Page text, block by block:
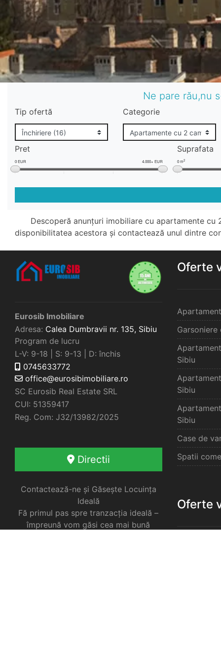
Ne pare rău,nu
Tip ofertă Categorie
Pret
0 EUR 4.000+ EUR
Suprafata
0 m2
Descoperă anunțuri imobiliare cu apartamente
disponibilitatea acestora și contactează unul dintre
Eurosib Imobiliare
Adresa: Calea Dumbravii nr. 135, Sibiu
Program de lucru
L-V: 9-18 | S: 9-13 | D: închis
0745633772
office@eurosibimobiliare.ro
SC Eurosib Real Estate SRL
CUI: 51359417
Reg. Com: J32/13982/2025
Directii
Contactează-ne și Găsește Locuința
Ideală
Fă primul pas spre tranzacția ideală –
împreună vom găsi cea mai bună
Oferte
Garsoniere
Sibiu
Sibiu
Sibiu
Case de
Spatii
Oferte